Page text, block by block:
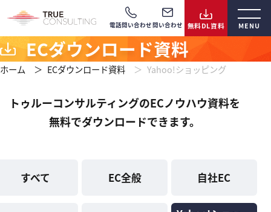
電話問い合わせ問い合わせ
ECダウンロード資料
ホーム ECダウンロード資料 Yahoo!ショッピング
トゥルーコンサルティングのECノウハウ資料を
無料でダウンロードできます。
すべて EC全般 自社EC